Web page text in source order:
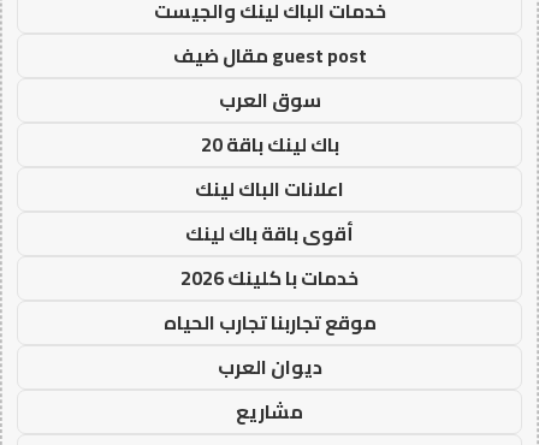
خدمات الباك لينك والجيست
guest post مقال ضيف
سوق العرب
باك لينك باقة 20
اعلانات الباك لينك
أقوى باقة باك لينك
خدمات با كلينك 2026
موقع تجاربنا تجارب الحياه
ديوان العرب
مشاريع